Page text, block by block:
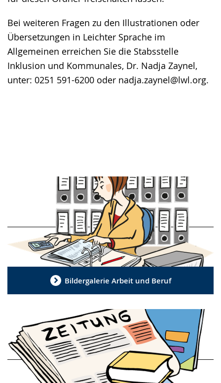
Bei weiteren Fragen zu den Illustrationen oder
Übersetzungen in Leichter Sprache im
Allgemeinen erreichen Sie die Stabsstelle
Inklusion und Kommunales, Dr. Nadja Zaynel,
unter: 0251 591-6200 oder nadja.zaynel@lwl.org.
Bildergalerie Arbeit und Beruf